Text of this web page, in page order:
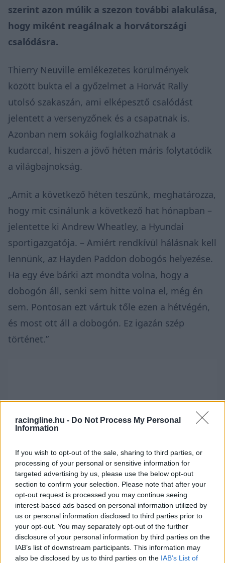
racingline.hu - Do Not Process My Personal
Information
If you wish to opt-out of the sale, sharing to third parties, or
processing of your personal or sensitive information for
targeted advertising by us, please use the below opt-out
section to confirm your selection. Please note that after your
opt-out request is processed you may continue seeing
interest-based ads based on personal information utilized by
us or personal information disclosed to third parties prior to
your opt-out. You may separately opt-out of the further
disclosure of your personal information by third parties on the
IAB’s list of downstream participants. This information may
also be disclosed by us to third parties on the IAB’s List of
szerint azon múlik a szezon további alakulása,
hogy miként reagálnak a horvátországi
csalódásra.
Thierry Neuville emlékezetes körülmények
között bukta el a győzelmet a Horvát Rally
utolsó szakaszán, ami elképesztő csalódást
jelentett a versenyzőnek és a csapatnak is.
Azonban nem sokáig foglalkozhatnak a
kudarccal, hiszen a jövő héten máris folytatódik
a világbajnokság.
„Amit a következő héten teszünk, meghatározza,
hogy mit csinálunk a következő hat hónapban –
jelentette ki Andrew Wheatley, a Hyundai
sportigazgatója. – Amiért rendkívül hálásnak kell
lennünk, az Hayden Paddon dobogós helyezése.
Ha egy éve bárki azt mondta volna, hogy a
dobogón áll, senki sem hitte volna el, még én
sem. Pontosan ezt vártuk tőle ezen a hétvégén,
és most ott áll a dobogón. Ez igazán szép
történet.”